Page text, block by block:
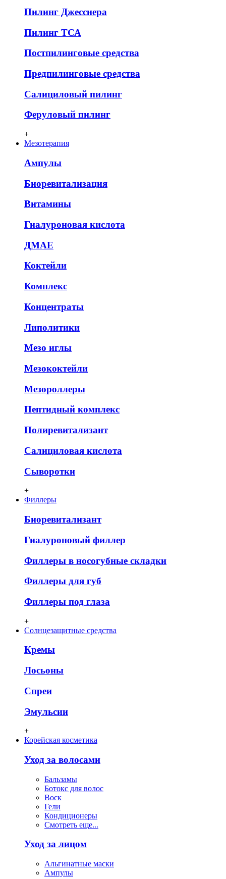
Пилинг Джесснера
Пилинг ТСА
Постпилинговые средства
Предпилинговые средства
Салициловый пилинг
Феруловый пилинг
+
Мезотерапия
Ампулы
Биоревитализация
Витамины
Гиалуроновая кислота
ДМАЕ
Коктейли
Комплекс
Концентраты
Липолитики
Мезо иглы
Мезококтейли
Мезороллеры
Пептидный комплекс
Полиревитализант
Салициловая кислота
Сыворотки
+
Филлеры
Биоревитализант
Гиалуроновый филлер
Филлеры в носогубные складки
Филлеры для губ
Филлеры под глаза
+
Солнцезащитные средства
Кремы
Лосьоны
Спреи
Эмульсии
+
Корейская косметика
Уход за волосами
Бальзамы
Ботокс для волос
Воск
Гели
Кондиционеры
Смотреть еще...
Уход за лицом
Альгинатные маски
Ампулы